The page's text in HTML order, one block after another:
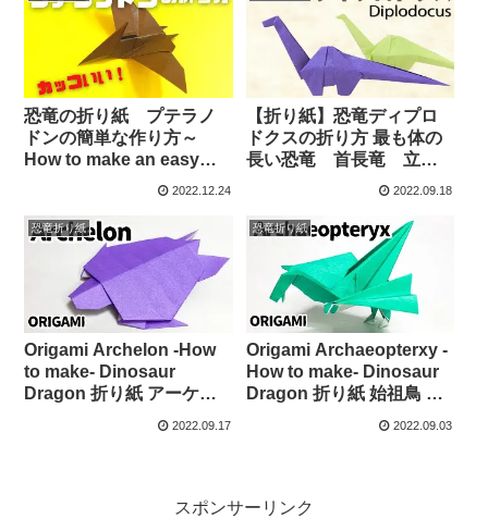
恐竜の折り紙 プテラノ
ドンの簡単な作り方～
How to make an easy
origami pteranodon～ –
2022.12.24
【折り紙】恐竜ディプロ
ドクスの折り方 最も体の
長い恐竜 首長竜 立体
的で立ちます – 折り紙図
2022.09.18
恐竜折り紙
Origami Archelon -How
to make- Dinosaur
Dragon 折り紙 アーケロ
2022.09.17
恐竜折り紙
Origami Archaeopterxy -
How to make- Dinosaur
Dragon 折り紙 始祖鳥 恐
2022.09.03
スポンサーリンク